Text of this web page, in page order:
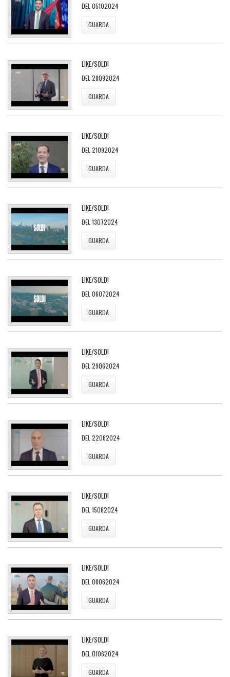
DEL 05102024
GUARDA
LIKE/SOLDI
DEL 28092024
GUARDA
LIKE/SOLDI
DEL 21092024
GUARDA
LIKE/SOLDI
DEL 13072024
GUARDA
LIKE/SOLDI
DEL 06072024
GUARDA
LIKE/SOLDI
DEL 29062024
GUARDA
LIKE/SOLDI
DEL 22062024
GUARDA
LIKE/SOLDI
DEL 15062024
GUARDA
LIKE/SOLDI
DEL 08062024
GUARDA
LIKE/SOLDI
DEL 01062024
GUARDA